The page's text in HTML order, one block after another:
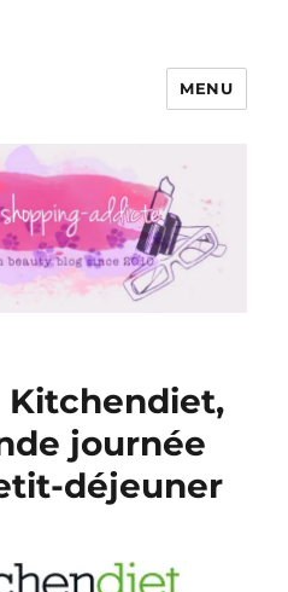
Shopping-addicte
MENU
Kitchendiet,
journée
déjeuner